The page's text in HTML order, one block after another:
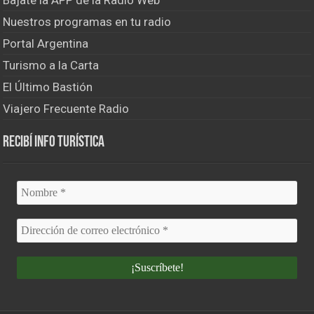
Nuestros programas en tu radio
Portal Argentina
Turismo a la Carta
El Último Bastión
Viajero Frecuente Radio
Recibí info turística